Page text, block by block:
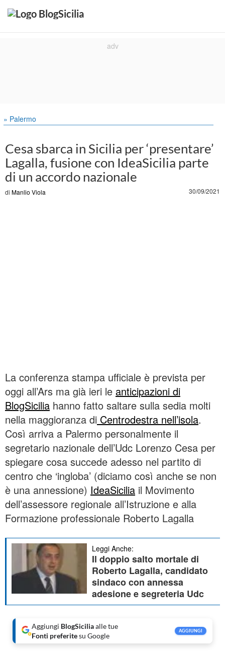
» Palermo
Cesa sbarca in Sicilia per ‘presentare’
Lagalla, fusione con IdeaSicilia parte
di un accordo nazionale
di Manlio Viola 30/09/2021
La conferenza stampa ufficiale è prevista per
oggi all’Ars ma già ieri le anticipazioni di
BlogSicilia hanno fatto saltare sulla sedia molti
nella maggioranza di Centrodestra nell’isola.
Così arriva a Palermo personalmente il
segretario nazionale dell’Udc Lorenzo Cesa per
spiegare cosa succede adesso nel partito di
centro che ‘ingloba’ (diciamo così anche se non
è una annessione) IdeaSicilia il Movimento
dell’assessore regionale all’Istruzione e alla
Formazione professionale Roberto Lagalla
Leggi Anche:
Il doppio salto mortale di
Roberto Lagalla, candidato
sindaco con annessa
adesione e segreteria Udc
Aggiungi BlogSiciliaalle tue
Fonti preferitesu Google
AGGIUNGI